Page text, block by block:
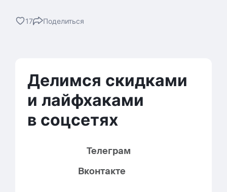
17 Поделиться
Делимся скидками
и лайфхаками
в соцсетях
Телеграм
Вконтакте